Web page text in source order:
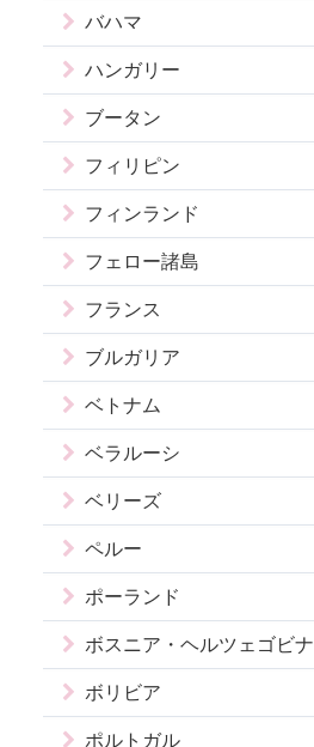
バハマ
ハンガリー
ブータン
フィリピン
フィンランド
フェロー諸島
フランス
ブルガリア
ベトナム
ベラルーシ
ベリーズ
ペルー
ポーランド
ボスニア・ヘルツェゴビナ
ボリビア
ポルトガル